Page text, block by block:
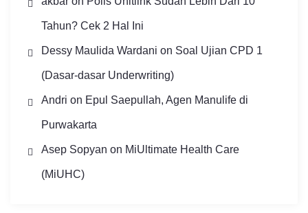
Tahun? Cek 2 Hal Ini
Dessy Maulida Wardani on Soal Ujian CPD 1
(Dasar-dasar Underwriting)
Andri on Epul Saepullah, Agen Manulife di
Purwakarta
Asep Sopyan on MiUltimate Health Care
(MiUHC)